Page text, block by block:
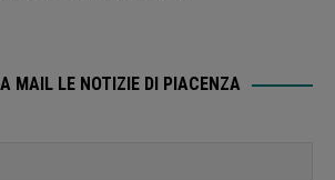
MAIL LE NOTIZIE DI PIACENZA